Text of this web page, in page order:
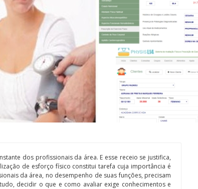
dos profissionais da área. E esse receio se justifica,
de esforço físico constitui tarefa cuja importância é
da área, no desempenho de suas funções, precisam
decidir o que e como avaliar exige conhecimentos e